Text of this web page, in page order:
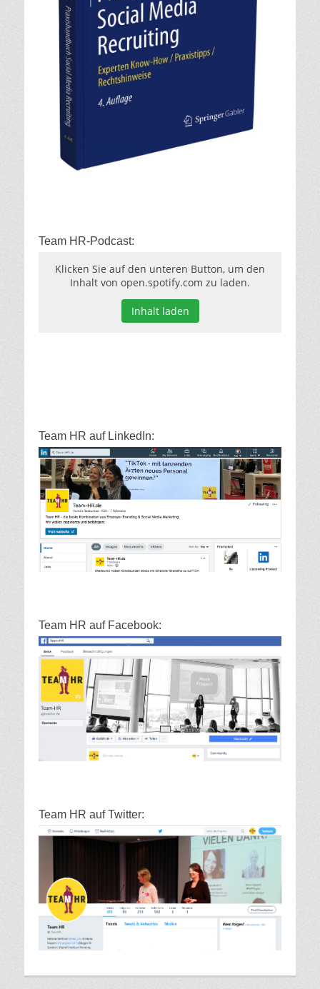
Team HR-Podcast:
Klicken Sie auf den unteren Button, um den
Inhalt von open.spotify.com zu laden.
Inhalt laden
Team HR auf LinkedIn:
Team HR auf Facebook:
Team HR auf Twitter: